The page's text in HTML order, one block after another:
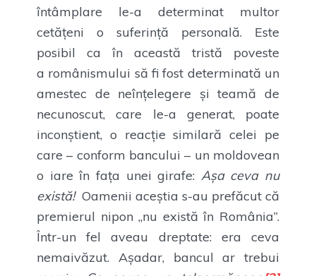
întâmplare le-a determinat multor
cetățeni o suferință personală. Este
posibil ca în această tristă poveste
a românismului să fi fost determinată un
amestec de neînțelegere și teamă de
necunoscut, care le-a generat, poate
inconștient, o reacție similară celei pe
care – conform bancului – un moldovean
o iare în fața unei girafe: Așa ceva nu
există!Oamenii aceștia s-au prefăcut că
premierul nipon „nu există în România”.
Într-un fel aveau dreptate: era ceva
nemaivăzut. Așadar, bancul ar trebui